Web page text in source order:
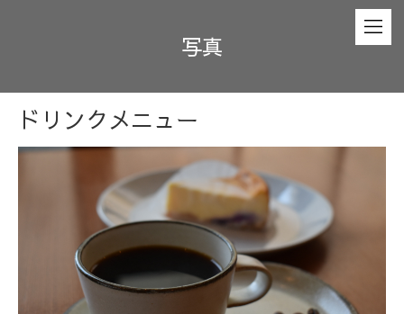
写真
ドリンクメニュー